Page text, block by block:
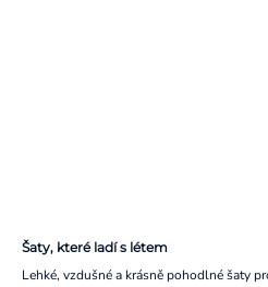
Šaty, které ladí s létem
Lehké, vzdušné a krásně pohodlné šaty